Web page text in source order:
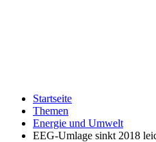
Startseite
Themen
Energie und Umwelt
EEG-Umlage sinkt 2018